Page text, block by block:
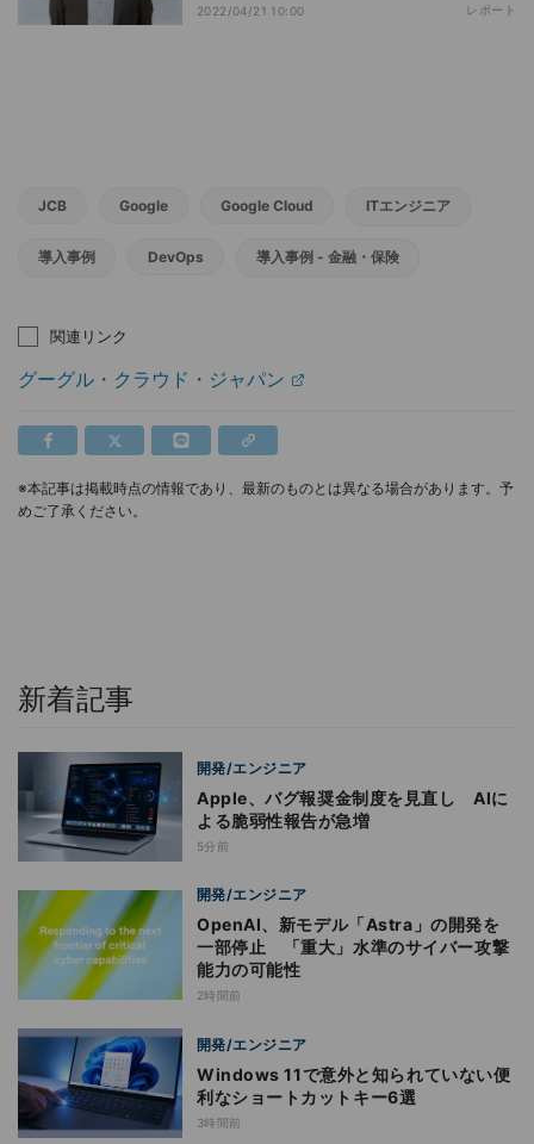
2022/04/21 10:00 レポート
JCB Google Google Cloud ITエンジニア
導入事例 DevOps 導入事例 - 金融・保険
関連リンク
グーグル・クラウド・ジャパン
※本記事は掲載時点の情報であり、最新のものとは異なる場合があります。予
めご了承ください。
新着記事
開発/エンジニア
Apple、バグ報奨金制度を見直し AIに
よる脆弱性報告が急増
5分前
開発/エンジニア
OpenAI、新モデル「Astra」の開発を
一部停止 「重大」水準のサイバー攻撃
能力の可能性
2時間前
開発/エンジニア
Windows 11で意外と知られていない便
利なショートカットキー6選
3時間前